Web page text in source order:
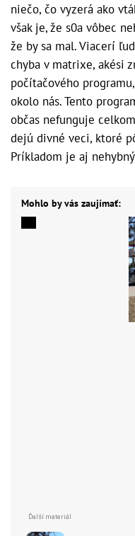
niečo, čo vyzerá ako
však je, že s0a vôbec
že by sa mal. Viacerí
chyba v matrixe, akési
počítačového
okolo nás. Tento
občas nefunguje
dejú divné veci, ktoré
Príkladom je aj
Mohlo by vás zaujímať: